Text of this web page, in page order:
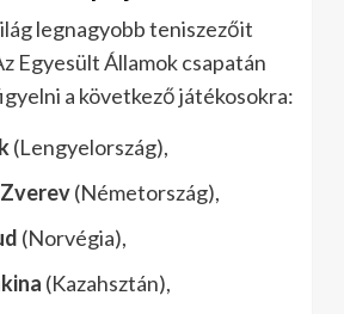
legnagyobb teniszezőit
Egyesült Államok csapatán
a következő játékosokra:
(Lengyelország),
(Németország),
(Norvégia),
(Kazahsztán),